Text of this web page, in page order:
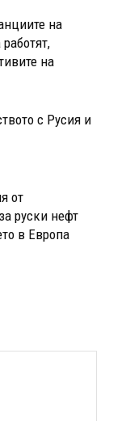
на
на
с Русия и
от
руски нефт
в Европа